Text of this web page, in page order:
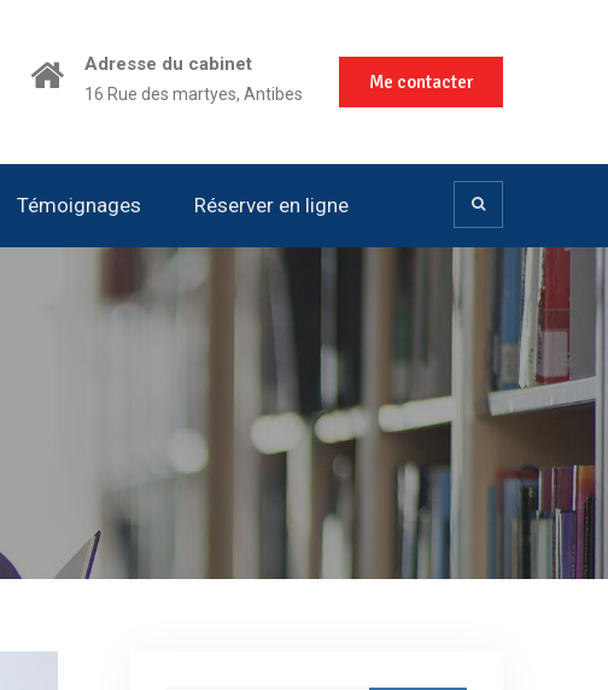
Adresse du cabinet
16 Rue des martyes, Antibes
Me contacter
Témoignages Réserver en ligne